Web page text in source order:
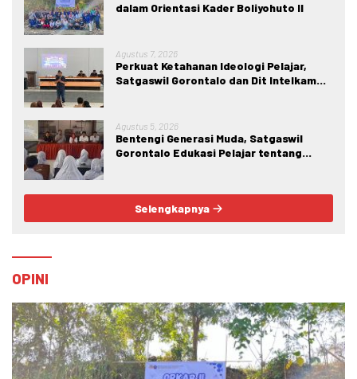
dalam Orientasi Kader Boliyohuto II
Agustus 7, 2026
Perkuat Ketahanan Ideologi Pelajar,
Satgaswil Gorontalo dan Dit Intelkam
Kabila
Agustus 5, 2026
Bentengi Generasi Muda, Satgaswil
Gorontalo Edukasi Pelajar tentang
Selengkapnya
OPINI